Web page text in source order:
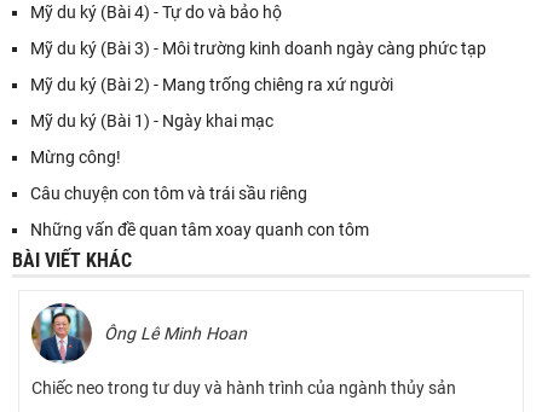
Mỹ du ký (Bài 4) - Tự do và bảo hộ
Mỹ du ký (Bài 3) - Môi trường kinh doanh ngày càng phức tạp
Mỹ du ký (Bài 2) - Mang trống chiêng ra xứ người
Mỹ du ký (Bài 1) - Ngày khai mạc
Mừng công!
Câu chuyện con tôm và trái sầu riêng
Những vấn đề quan tâm xoay quanh con tôm
BÀI VIẾT KHÁC
Ông Lê Minh Hoan
Chiếc neo trong tư duy và hành trình của ngành thủy sản